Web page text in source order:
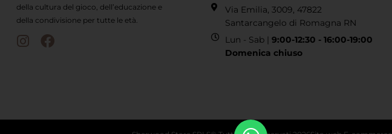
della cultura del gioco, dell’educazione e
della condivisione per tutte le età.
Via Emilia, 3009, 47822
Santarcangelo di Romagna RN
Lun - Sab | 9:00-12:30 - 16:00-19:00
Domenica chiuso